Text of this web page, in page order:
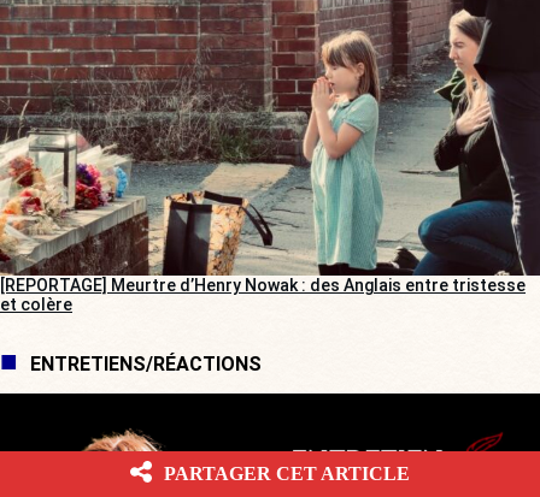
[REPORTAGE] Meurtre d’Henry Nowak : des Anglais entre tristesse
et colère
ENTRETIENS/RÉACTIONS
PARTAGER CET ARTICLE